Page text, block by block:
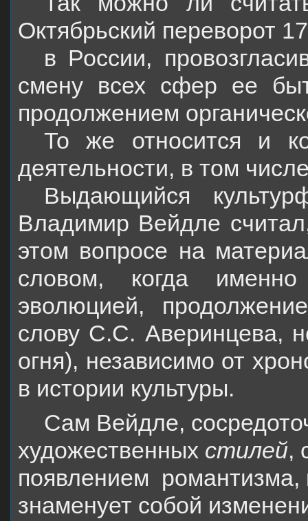
Октябрьский переворот
в России,
смену всех сфер ее
продолжением
То же относится и
деятельности, в том
Выдающийся
Владимир Вейдле
этом вопросе на
словом, когда
эволюцией,
слову С.С. Аверинцева,
огня), независимо от
в истории культуры.
Сам Вейдле,
художественных стилей,
появлением романтизма,
знаменует собой